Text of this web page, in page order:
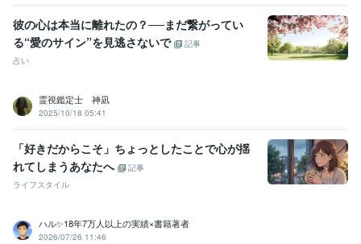
彼の心は本当に離れたの？──まだ繋がってい
る“愛のサイン”を見逃さないで
記事
占い
霊視鑑定士 神凪
2025/10/18 05:41
「好きだからこそ」ちょっとしたことで心が揺
れてしまうあなたへ
記事
ライフスタイル
ハル✨18年7万人以上の実績×書籍著者
2026/07/26 11:46